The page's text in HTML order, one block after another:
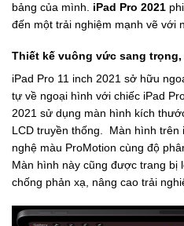
bảng của mình. iPad Pro 2021
đến một trải nghiệm mạnh vẽ với
Thiết kế vuông vức sang trọng,
iPad Pro 11 inch 2021 sở hữu
tự về ngoại hình với chiếc iPad
2021 sử dụng màn hình kích
LCD truyền thống. Màn hình trên
nghệ màu ProMotion cùng độ
Màn hình này cũng được trang bị
chống phản xạ, nâng cao trải